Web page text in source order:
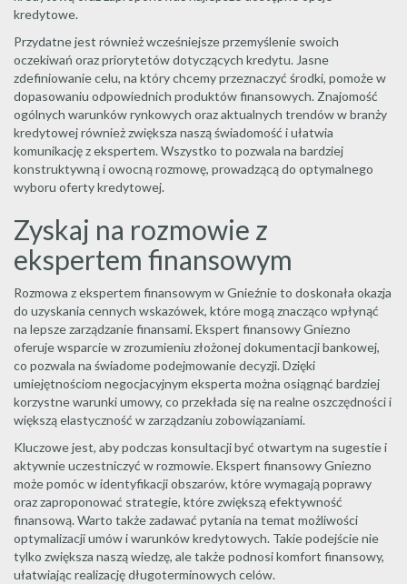
kredytowe.
Przydatne jest również wcześniejsze przemyślenie swoich
oczekiwań oraz priorytetów dotyczących kredytu. Jasne
zdefiniowanie celu, na który chcemy przeznaczyć środki, pomoże w
dopasowaniu odpowiednich produktów finansowych. Znajomość
ogólnych warunków rynkowych oraz aktualnych trendów w branży
kredytowej również zwiększa naszą świadomość i ułatwia
komunikację z ekspertem. Wszystko to pozwala na bardziej
konstruktywną i owocną rozmowę, prowadzącą do optymalnego
wyboru oferty kredytowej.
Zyskaj na rozmowie z
ekspertem finansowym
Rozmowa z ekspertem finansowym w Gnieźnie to doskonała okazja
do uzyskania cennych wskazówek, które mogą znacząco wpłynąć
na lepsze zarządzanie finansami. Ekspert finansowy Gniezno
oferuje wsparcie w zrozumieniu złożonej dokumentacji bankowej,
co pozwala na świadome podejmowanie decyzji. Dzięki
umiejętnościom negocjacyjnym eksperta można osiągnąć bardziej
korzystne warunki umowy, co przekłada się na realne oszczędności i
większą elastyczność w zarządzaniu zobowiązaniami.
Kluczowe jest, aby podczas konsultacji być otwartym na sugestie i
aktywnie uczestniczyć w rozmowie. Ekspert finansowy Gniezno
może pomóc w identyfikacji obszarów, które wymagają poprawy
oraz zaproponować strategie, które zwiększą efektywność
finansową. Warto także zadawać pytania na temat możliwości
optymalizacji umów i warunków kredytowych. Takie podejście nie
tylko zwiększa naszą wiedzę, ale także podnosi komfort finansowy,
ułatwiając realizację długoterminowych celów.